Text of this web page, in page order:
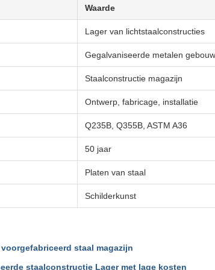
Waarde
Lager van lichtstaalconstructies
Gegalvaniseerde metalen
Staalconstructie magazijn
Ontwerp, fabricage, installatie
Q235B, Q355B, ASTM A36
50 jaar
Platen van staal
Schilderkunst
staal magazijn
staalconstructie Lager met lage kosten